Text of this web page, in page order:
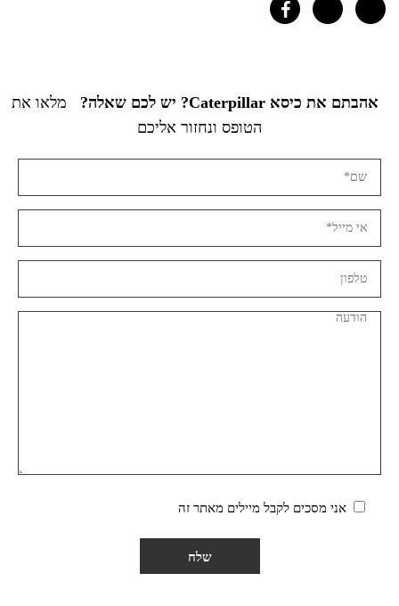
אהבתם את כיסא Caterpillar? יש לכם שאלה?
מלאו את
הטופס ונחזור אליכם
אני מסכים לקבל מיילים מאתר זה